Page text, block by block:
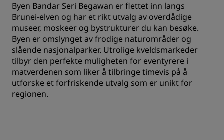
Byen Bandar Seri Begawan er flettet inn langs
Brunei-elven og har et rikt utvalg av overdådige
museer, moskeer og bystrukturer du kan besøke.
Byen er omslynget av frodige naturområder og
slående nasjonalparker. Utrolige kveldsmarkeder
tilbyr den perfekte muligheten for eventyrere i
matverdenen som liker å tilbringe timevis på å
utforske et forfriskende utvalg som er unikt for
regionen.